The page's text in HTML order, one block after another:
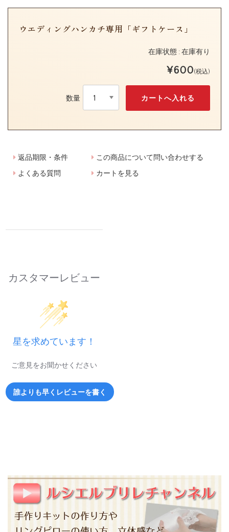
ウエディングハンカチ専用「ギフトケース」
在庫状態 : 在庫有り
¥600(税込)
数量
返品期限・条件
この商品について問い合わせする
よくある質問
カートを見る
カスタマーレビュー
星を求めています！
ご意見をお聞かせください
誰よりも早くレビューを書く